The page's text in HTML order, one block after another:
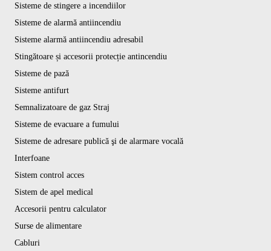
Sisteme de stingere a incendiilor
Sisteme de alarmă antiincendiu
Sisteme alarmă antiincendiu adresabil
Stingătoare și accesorii protecție antincendiu
Sisteme de pază
Sisteme antifurt
Semnalizatoare de gaz Straj
Sisteme de evacuare a fumului
Sisteme de adresare publică şi de alarmare vocală
Interfoane
Sistem control acces
Sistem de apel medical
Accesorii pentru calculator
Surse de alimentare
Cabluri